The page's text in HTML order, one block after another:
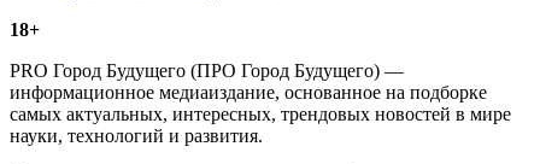
18+
PRO Город Будущего (ПРО Город Будущего) —
информационное медиаиздание, основанное на подборке
самых актуальных, интересных, трендовых новостей в мире
науки, технологий и развития.